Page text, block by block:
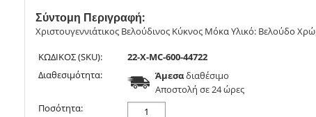
Σύντομη Περιγραφή:
Χριστουγεννιάτικος Βελούδινος Κύκνος Μόκα Υλικό: Βελούδο
ΚΩΔΙΚΟΣ (SKU):
22-X-MC-600-44722
Διαθεσιμότητα:
Άμεσαδιαθέσιμο
Aποστολή σε 24 ώρες
Ποσότητα: